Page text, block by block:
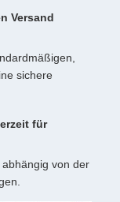
Versand
sichere
für
von der